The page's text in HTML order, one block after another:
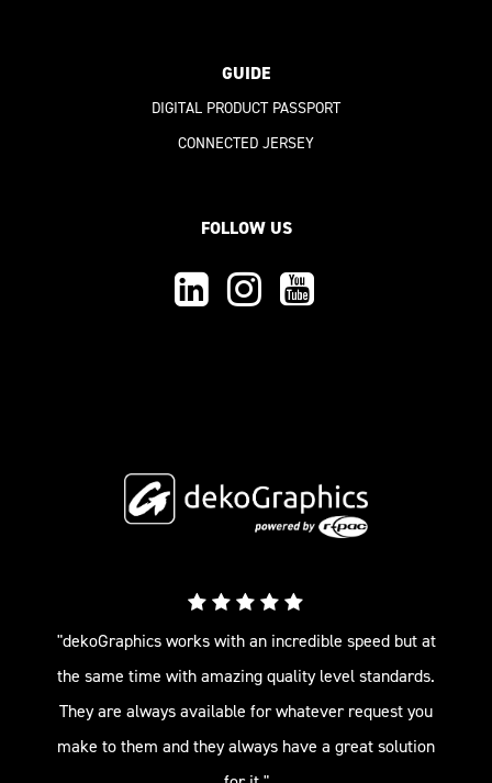
GUIDE
DIGITAL PRODUCT PASSPORT
CONNECTED JERSEY
FOLLOW US
"dekoGraphics works with an incredible speed but at
the same time with amazing quality level standards.
They are always available for whatever request you
make to them and they always have a great solution